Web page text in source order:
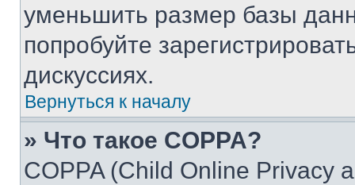
уменьшить размер базы
попробуйте
дискуссиях.
Вернуться к началу
» Что такое COPPA?
COPPA (Child Online Privacy